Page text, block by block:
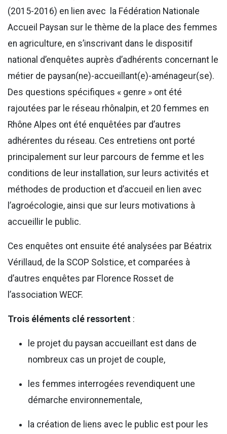
(2015-2016) en lien avec la Fédération Nationale
Accueil Paysan sur le thème de la place des femmes
en agriculture, en s’inscrivant dans le dispositif
national d’enquêtes auprès d’adhérents concernant le
métier de paysan(ne)-accueillant(e)-aménageur(se).
Des questions spécifiques « genre » ont été
rajoutées par le réseau rhônalpin, et 20 femmes en
Rhône Alpes ont été enquêtées par d’autres
adhérentes du réseau. Ces entretiens ont porté
principalement sur leur parcours de femme et les
conditions de leur installation, sur leurs activités et
méthodes de production et d’accueil en lien avec
l’agroécologie, ainsi que sur leurs motivations à
accueillir le public.
Ces enquêtes ont ensuite été analysées par Béatrix
Vérillaud, de la SCOP Solstice, et comparées à
d’autres enquêtes par Florence Rosset de
l’association WECF.
Trois éléments clé ressortent :
le projet du paysan accueillant est dans de
nombreux cas un projet de couple,
les femmes interrogées revendiquent une
démarche environnementale,
la création de liens avec le public est pour les